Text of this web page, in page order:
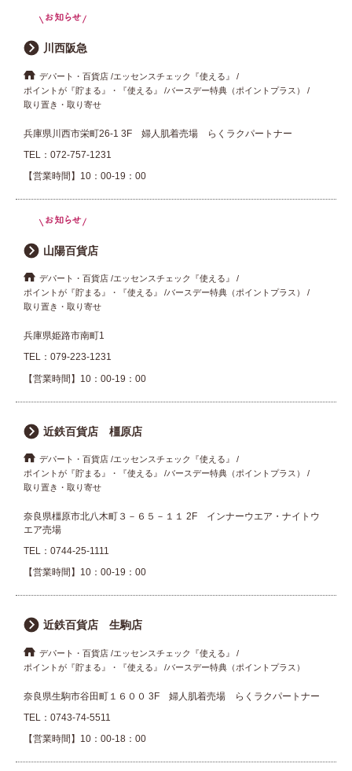
川西阪急
デパート・百貨店 エッセンスチェック『使える』
ポイントが『貯まる』・『使える』
バースデー特典（ポイントプラス）
取り置き・取り寄せ
兵庫県川西市栄町26-1 3F 婦人肌着売場 らくラクパートナー
TEL： 072-757-1231
【営業時間】10：00-19：00
山陽百貨店
デパート・百貨店 エッセンスチェック『使える』
ポイントが『貯まる』・『使える』
バースデー特典（ポイントプラス）
取り置き・取り寄せ
兵庫県姫路市南町1
TEL： 079-223-1231
【営業時間】10：00-19：00
近鉄百貨店 橿原店
デパート・百貨店 エッセンスチェック『使える』
ポイントが『貯まる』・『使える』
バースデー特典（ポイントプラス）
取り置き・取り寄せ
奈良県橿原市北八木町３－６５－１１ 2F インナーウエア・ナイトウ
エア売場
TEL： 0744-25-1111
【営業時間】10：00-19：00
近鉄百貨店 生駒店
デパート・百貨店 エッセンスチェック『使える』
ポイントが『貯まる』・『使える』
バースデー特典（ポイントプラス）
奈良県生駒市谷田町１６００ 3F 婦人肌着売場 らくラクパートナー
TEL： 0743-74-5511
【営業時間】10：00-18：00